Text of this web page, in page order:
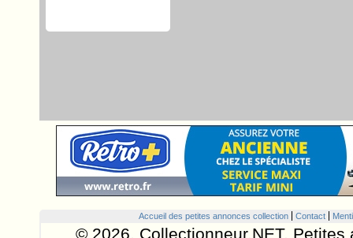
Accueil des petites annonces collection Contact
© 2026, Collectionneur.NET.